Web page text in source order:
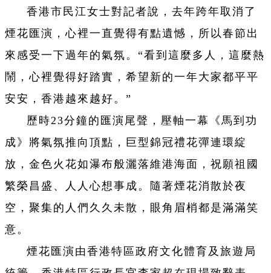
香港市民江女士對記者說，去年跨年取消了
煙花匯演，心裡一直覺得有點遺憾，所以春節出
來感受一下過年的氣氛。“看到這麼多人，這麼熱
鬧，心裡覺得好踏實，希望新的一年大家都平平
安安，香港越來越好。”
歷時23分鐘的匯演尾聲，壓軸一幕《馬到功
成》將氣氛推向頂點，巨型錦冠禮花彈連環綻
放，金色火花如瀑布般灑落維港海面，祝願祖國
繁榮昌盛、人人心想事成。隨著煙花消散於夜
空，聚集的人們久久未散，眼角眉梢都是滿滿笑
意。
煙花匯演由香港特區政府文化體育及旅遊局